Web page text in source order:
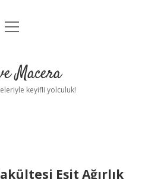
Uyarı
menüyü
Macera
keyifli yolculuk!
Eşit Ağırlık